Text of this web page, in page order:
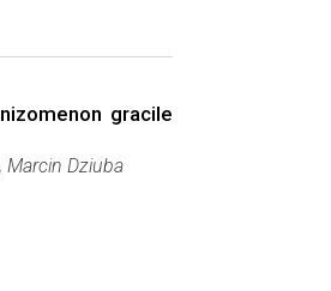
gracile
Marcin Dziuba